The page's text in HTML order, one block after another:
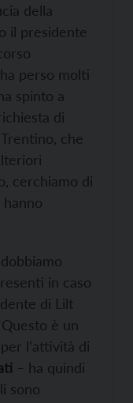
della
il presidente
perso molti
spinto a
di
che
cerchiamo di
in caso
di Lilt
è un
l’attività di
– ha quindi
sono